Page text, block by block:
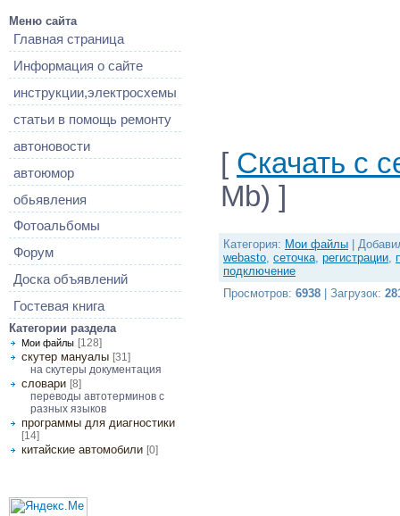
Меню сайта
Главная страница
Информация о сайте
инструкции,электросхемы
статьи в помощь ремонту
автоновости
автоюмор
обьявления
Фотоальбомы
Форум
Доска объявлений
Гостевая книга
Категории раздела
Мои файлы [128]
скутер мануалы [31]
на скутеры документация
словари [8]
переводы автотерминов с
разных языков
программы для диагностики
[14]
китайские автомобили [0]
[ Скачать с
Mb) ]
Категория: Мои файлы
webasto, сеточка, регистрации,
подключение
Просмотров: 6938 Загрузок: